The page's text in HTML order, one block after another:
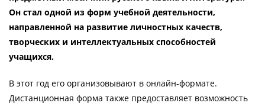
Он стал одной из форм учебной деятельности,
направленной на развитие личностных качеств,
творческих и интеллектуальных способностей
учащихся.
В этот год его организовывают в онлайн-формате.
Дистанционная форма также предоставляет возможность